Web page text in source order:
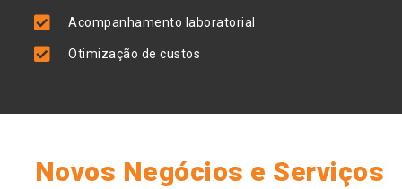
Acompanhamento laboratorial
Otimização de custos
Novos Negócios e Serviços